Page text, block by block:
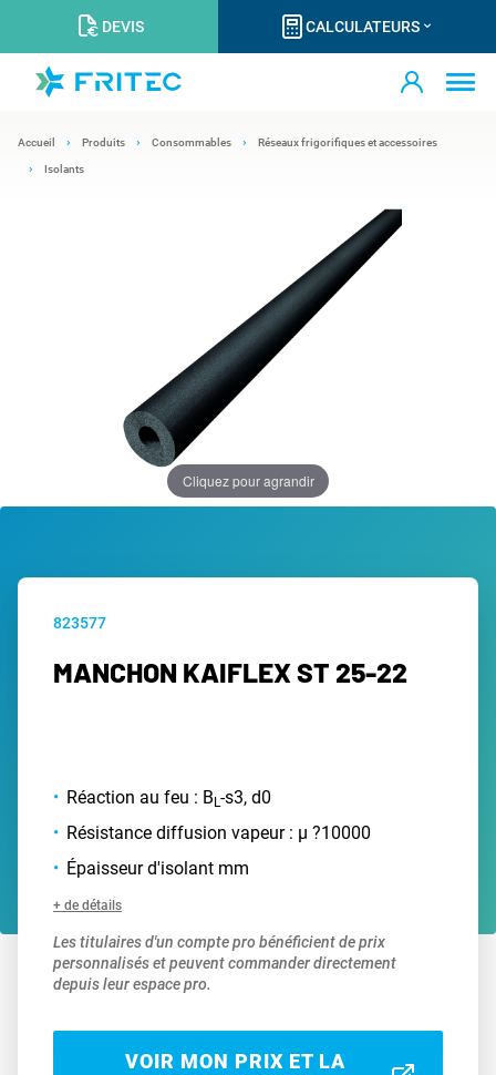
DEVIS CALCULATEURS
Accueil Produits Consommables Réseaux frigorifiques et accessoires
Isolants
Cliquez pour agrandir
823577
MANCHON KAIFLEX ST 25-22
Réaction au feu : B L-s3, d0
Résistance diffusion vapeur : µ ?10000
Épaisseur d'isolant mm
+ de détails
Les titulaires d'un compte pro bénéficient de prix
personnalisés et peuvent commander directement
depuis leur espace pro.
VOIR MON PRIX ET LA